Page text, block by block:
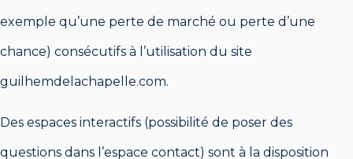
exemple qu’une perte de marché ou perte d’une
chance) consécutifs à l’utilisation du site
guilhemdelachapelle.com.
Des espaces interactifs (possibilité de poser des
questions dans l’espace contact) sont à la disposition